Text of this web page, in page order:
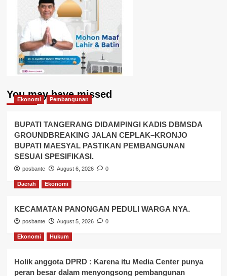
You may have missed
Ekonomi Pembangunan
BUPATI TANGERANG DIDAMPINGI KADIS DBMSDA
GROUNDBREAKING JALAN CEPLAK–KRONJO
BUPATI MAESYAL PASTIKAN PEMBANGUNAN
SESUAI SPESIFIKASI.
posbante August 6, 2026 0
Daerah Ekonomi
KECAMATAN PANONGAN PEDULI WARGA NYA.
posbante August 5, 2026 0
Ekonomi Hukum
Holik anggota DPRD : Karena itu Media Center punya
peran besar dalam menyongsong pembangunan